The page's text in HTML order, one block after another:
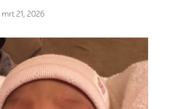
mrt 21, 2026